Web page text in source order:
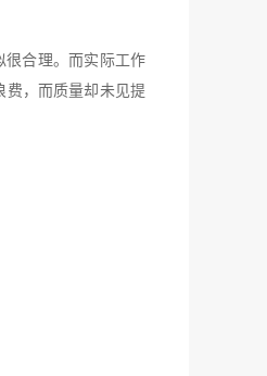
很合理。而实际工作
费，而质量却未见提